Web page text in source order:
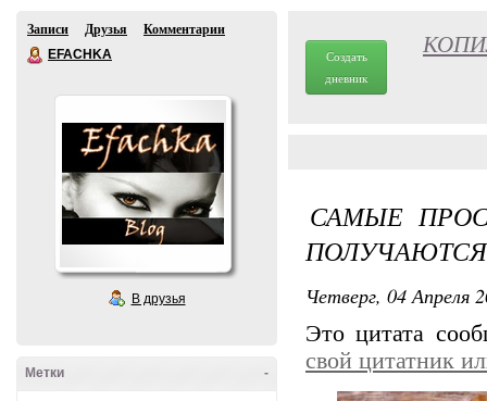
Записи Друзья
Комментарии
EFACHKA
В друзья
-
Метки
Создать
дневник
САМЫЕ
Четверг, 04 Апреля
Это цитата
свой цитатник